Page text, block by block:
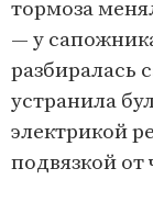
тормоза
— у
разбиралась
устранила
электрикой
подвязкой от